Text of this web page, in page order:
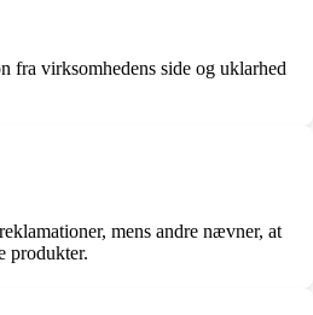
fra virksomhedens side og uklarhed
mens andre nævner, at
produkter.